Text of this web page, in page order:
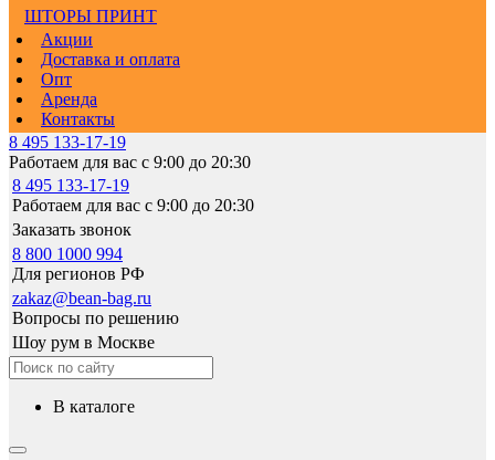
ШТОРЫ ПРИНТ
Акции
Доставка и оплата
Опт
Аренда
Контакты
8 495 133-17-19
Работаем для вас с 9:00 до 20:30
8 495 133-17-19
Работаем для вас с 9:00 до 20:30
Заказать звонок
8 800 1000 994
Для регионов РФ
zakaz@bean-bag.ru
Вопросы по решению
Шоу рум в Москве
в каталоге